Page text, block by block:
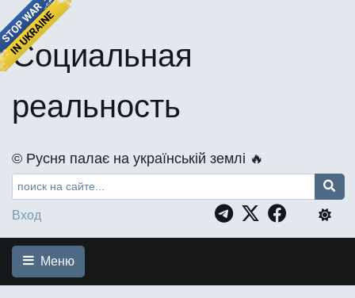
Социальная
реальность
©️ Русня палає на українській землі 🔥
Вход
Меню